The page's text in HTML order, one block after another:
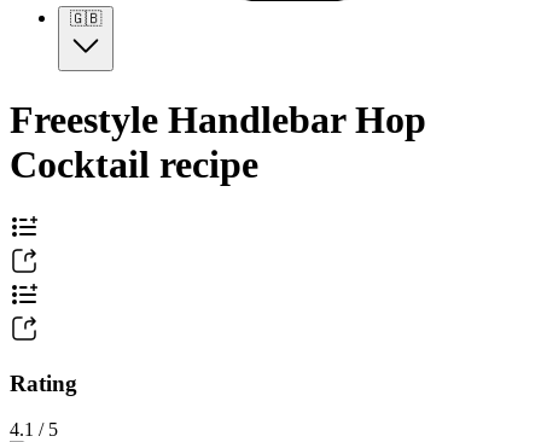
🇬🇧
Freestyle Handlebar Hop
Cocktail recipe
Rating
4.1 / 5